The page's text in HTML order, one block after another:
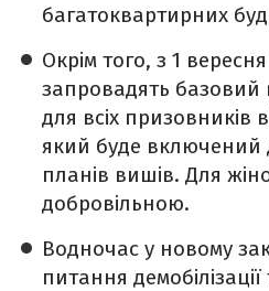
багатоквартирних
Окрім того, з 1
запровадять базовий
для всіх призовників
який буде включений
планів вишів. Для
добровільною.
Водночас у новому
питання